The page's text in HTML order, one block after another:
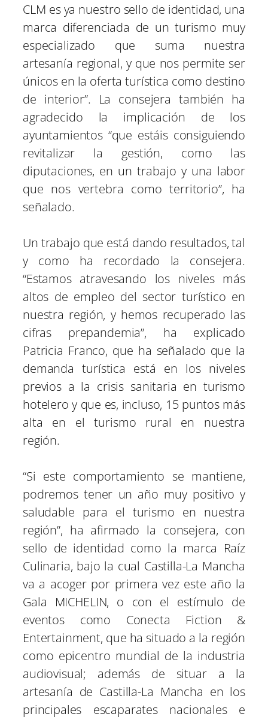
CLM es ya nuestro sello de identidad, una
marca diferenciada de un turismo muy
especializado que suma nuestra
artesanía regional, y que nos permite ser
únicos en la oferta turística como destino
de interior”. La consejera también ha
agradecido la implicación de los
ayuntamientos “que estáis consiguiendo
revitalizar la gestión, como las
diputaciones, en un trabajo y una labor
que nos vertebra como territorio”, ha
señalado.
Un trabajo que está dando resultados, tal
y como ha recordado la consejera.
“Estamos atravesando los niveles más
altos de empleo del sector turístico en
nuestra región, y hemos recuperado las
cifras prepandemia”, ha explicado
Patricia Franco, que ha señalado que la
demanda turística está en los niveles
previos a la crisis sanitaria en turismo
hotelero y que es, incluso, 15 puntos más
alta en el turismo rural en nuestra
región.
“Si este comportamiento se mantiene,
podremos tener un año muy positivo y
saludable para el turismo en nuestra
región”, ha afirmado la consejera, con
sello de identidad como la marca Raíz
Culinaria, bajo la cual Castilla-La Mancha
va a acoger por primera vez este año la
Gala MICHELIN, o con el estímulo de
eventos como Conecta Fiction &
Entertainment, que ha situado a la región
como epicentro mundial de la industria
audiovisual; además de situar a la
artesanía de Castilla-La Mancha en los
principales escaparates nacionales e